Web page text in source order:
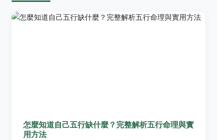
怎麼知道自己五行缺什麼？完整解析五行命理與實
用方法